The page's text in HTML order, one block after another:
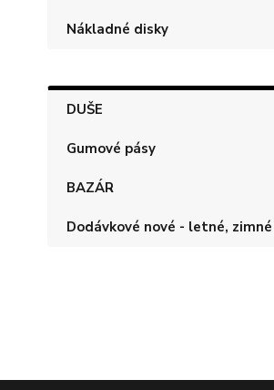
Nákladné disky
DUŠE
Gumové pásy
BAZÁR
Dodávkové nové - letné, zimné